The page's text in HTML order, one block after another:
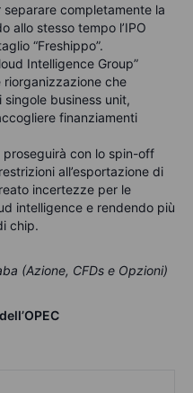
completamente la
allo stesso tempo l’IPO
“Freshippo”.
Intelligence Group”
riorganizzazione che
singole business unit,
finanziamenti
con lo spin-off
all’esportazione di
incertezze per le
intelligence e rendendo più
chip.
(Azione, CFDs e Opzioni)